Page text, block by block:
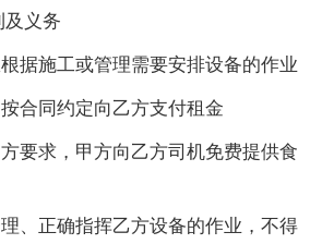
义务
施工或管理需要安排设备的作业
同约定向乙方支付租金
求，甲方向乙方司机免费提供食
正确指挥乙方设备的作业，不得